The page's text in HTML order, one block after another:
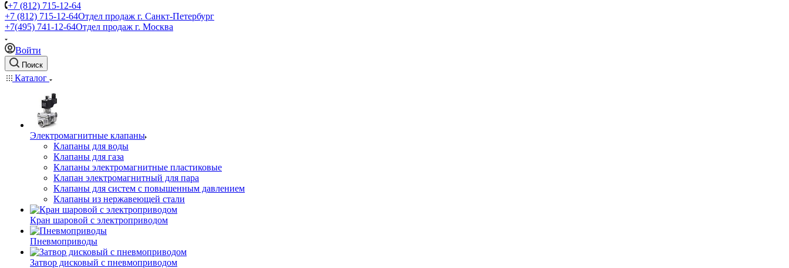
+7 (812) 715-12-64
+7 (812) 715-12-64Отдел продаж г. Санкт-Петербург
+7(495) 741-12-64Отдел продаж г. Москва
Войти
Поиск
Каталог
Электромагнитные клапаны
Клапаны для воды
Клапаны для газа
Клапаны электромагнитные пластиковые
Клапан электромагнитный для пара
Клапаны для систем с повышенным давлением
Клапаны из нержавеющей стали
Кран шаровой с электроприводом
Пневмоприводы
Затвор дисковый с пневмоприводом